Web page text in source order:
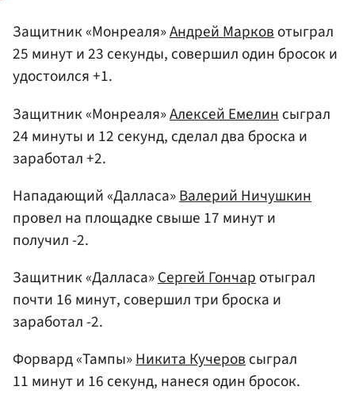
Защитник «Монреаля»Андрей Марковотыграл
25 минут и 23 секунды, совершил один бросок и
удостоился +1.
Защитник «Монреаля»Алексей Емелин сыграл
24 минуты и 12 секунд, сделал два броска и
заработал +2.
Нападающий «Далласа»Валерий Ничушкин
провел на площадке свыше 17 минут и
получил -2.
Защитник «Далласа»Сергей Гончаротыграл
почти 16 минут, совершил три броска и
заработал -2.
Форвард «Тампы»Никита Кучеровсыграл
11 минут и 16 секунд, нанеся один бросок.